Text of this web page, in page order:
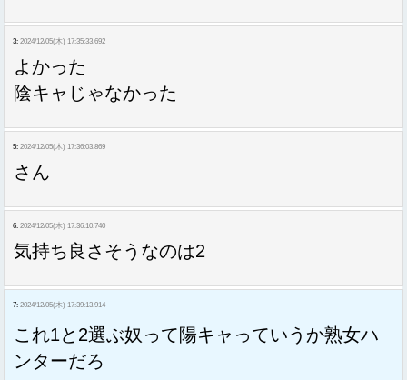
3: 2024/12/05(木) 17:35:33.692
よかった
陰キャじゃなかった
5: 2024/12/05(木) 17:36:03.869
さん
6: 2024/12/05(木) 17:36:10.740
気持ち良さそうなのは2
7: 2024/12/05(木) 17:39:13.914
これ1と2選ぶ奴って陽キャっていうか熟女ハ
ンターだろ